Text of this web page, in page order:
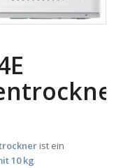
ist ein
10 kg